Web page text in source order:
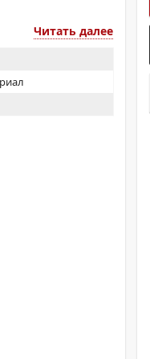
Читать далее